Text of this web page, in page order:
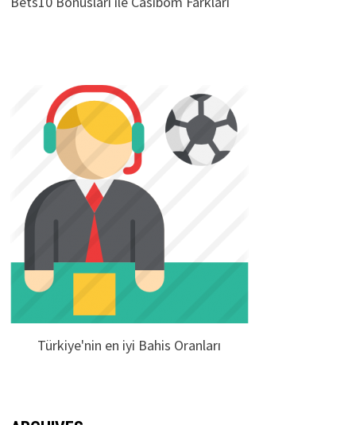
Bets10 Bonusları ile Casibom Farkları
Türkiye'nin en iyi Bahis Oranları